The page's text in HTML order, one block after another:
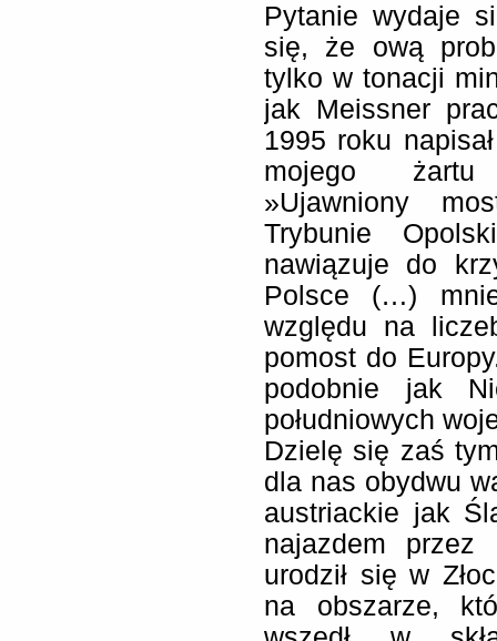
Pytanie wydaje
się, że ową
tylko w tonacji
jak Meissner
1995 roku
mojego żartu
»Ujawniony
Trybunie
nawiązuje do
Polsce (…)
względu na
pomost do
podobnie jak
południowych
Dzielę się zaś
dla nas obydwu
austriackie jak
najazdem przez
urodził się w
na obszarze,